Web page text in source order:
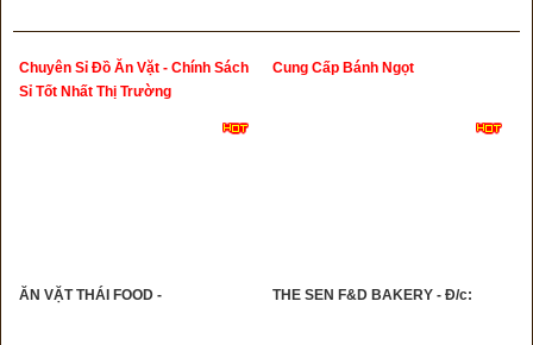
Chuyên Sỉ Đồ Ăn Vặt - Chính Sách
Sỉ Tốt Nhất Thị Trường
ĂN VẶT THÁI FOOD -
Cung Cấp Bánh Ngọt
THE SEN F&D BAKERY - Đ/c: